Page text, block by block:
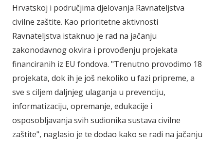
Hrvatskoj i područjima djelovanja Ravnateljstva
civilne zaštite. Kao prioritetne aktivnosti
Ravnateljstva istaknuo je rad na jačanju
zakonodavnog okvira i provođenju projekata
financiranih iz EU fondova. "Trenutno provodimo 18
projekata, dok ih je još nekoliko u fazi pripreme, a
sve s ciljem daljnjeg ulaganja u prevenciju,
informatizaciju, opremanje, edukacije i
osposobljavanja svih sudionika sustava civilne
zaštite", naglasio je te dodao kako se radi na jačanju